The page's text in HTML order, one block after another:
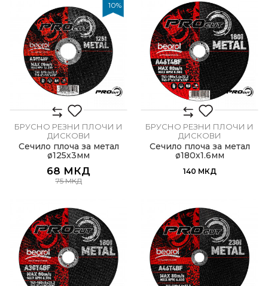
10%
БРУСНО РЕЗНИ ПЛОЧИ И
ДИСКОВИ
Сечило плоча за метал
ø125x3мм
68 МКД
75МКД
БРУСНО РЕЗНИ ПЛОЧИ И
ДИСКОВИ
Сечило плоча за метал
ø180х1.6мм
140 МКД